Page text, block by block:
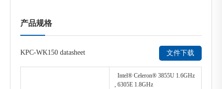
产品规格
KPC-WK150 datasheet 文件下载
Intel® Celeron® 3855U 1.6GHz
, 6305E 1.8GHz